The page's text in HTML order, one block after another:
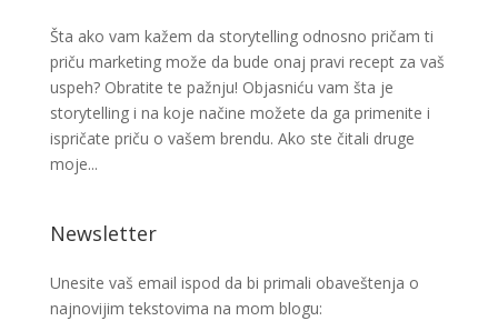
Šta ako vam kažem da storytelling odnosno pričam ti
priču marketing može da bude onaj pravi recept za vaš
uspeh? Obratite te pažnju! Objasniću vam šta je
storytelling i na koje načine možete da ga primenite i
ispričate priču o vašem brendu. Ako ste čitali druge
moje...
Newsletter
Unesite vaš email ispod da bi primali obaveštenja o
najnovijim tekstovima na mom blogu: